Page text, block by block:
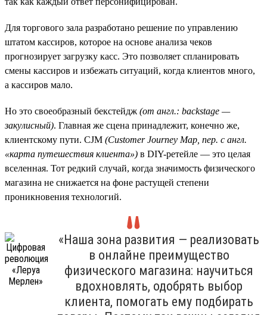
Для торгового зала разработано решение по управлению
штатом кассиров, которое на основе анализа чеков
прогнозирует загрузку касс. Это позволяет спланировать
смены кассиров и избежать ситуаций, когда клиентов много,
а кассиров мало.
Но это своеобразный бекстейдж (от англ.: backstage —
закулисный). Главная же сцена принадлежит, конечно же,
клиентскому пути. CJM (Customer Journey Map, пер. с англ.
«карта путешествия клиента») в DIY-ретейле — это целая
вселенная. Тот редкий случай, когда значимость физического
магазина не снижается на фоне растущей степени
проникновения технологий.
«Наша зона развития — реализовать
в онлайне преимущество
физического магазина: научиться
вдохновлять, одобрять выбор
клиента, помогать ему подбирать